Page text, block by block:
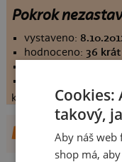
Pokrok
vystaveno:
hodnoceno: 36 krát
konečné hodnocení:
DALŠÍ
Cookies:
takový,
Aby náš web
shop má,